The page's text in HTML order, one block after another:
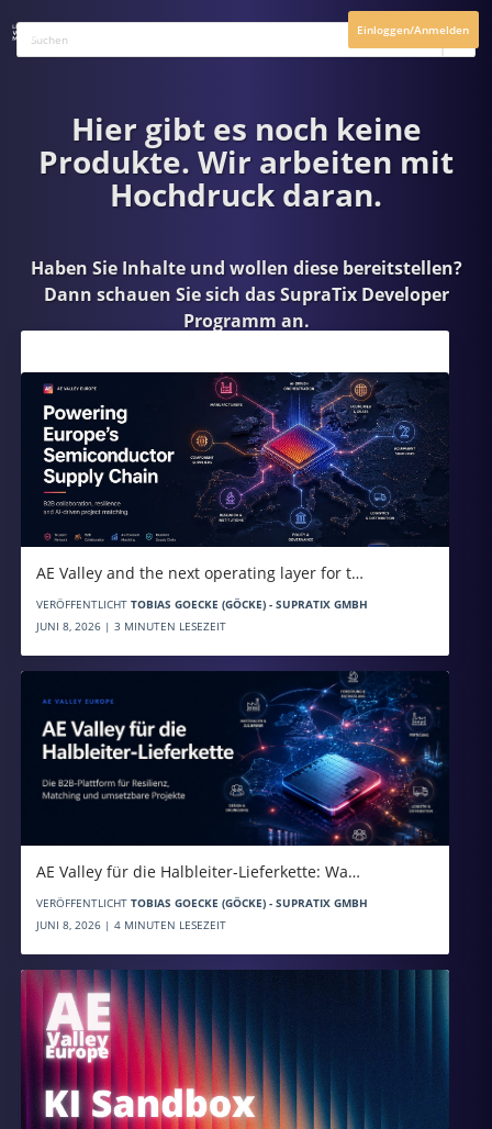
Einloggen/Anmelden
Hier gibt es noch keine
Produkte. Wir arbeiten mit
Hochdruck daran.
Haben Sie Inhalte und wollen diese bereitstellen?
Dann schauen Sie sich dasSupraTix Developer
Programman.
AE Valley and the next operating layer for t…
VERÖFFENTLICHT TOBIAS GOECKE (GÖCKE) - SUPRATIX GMBH
JUNI 8, 2026 | 3 MINUTEN LESEZEIT
AE Valley für die Halbleiter-Lieferkette: Wa…
VERÖFFENTLICHT TOBIAS GOECKE (GÖCKE) - SUPRATIX GMBH
JUNI 8, 2026 | 4 MINUTEN LESEZEIT